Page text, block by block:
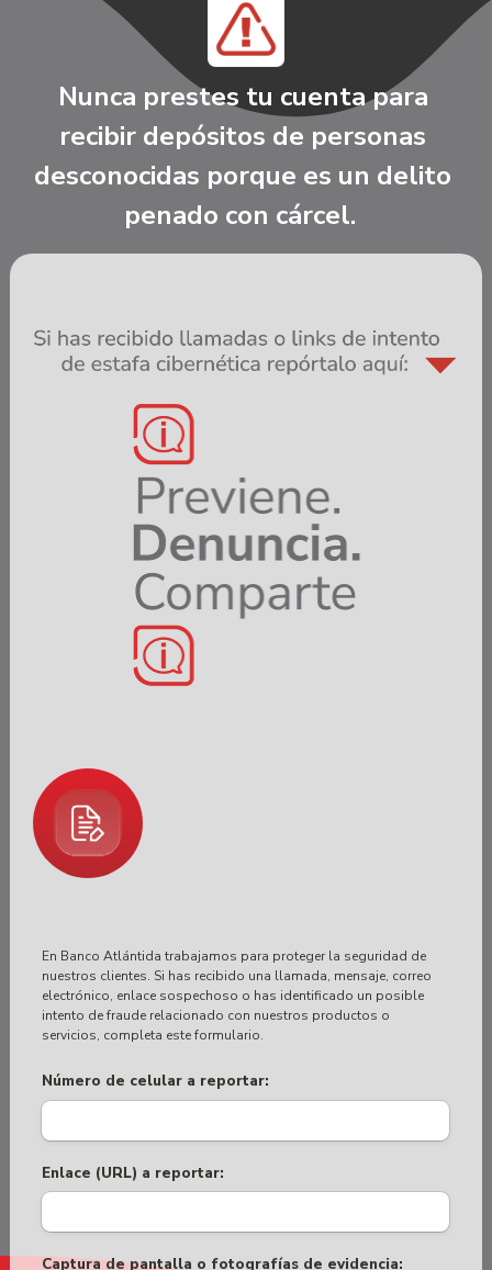
Nunca prestes tu cuenta para
recibir depósitos de personas
desconocidas porque es un delito
penado con cárcel.